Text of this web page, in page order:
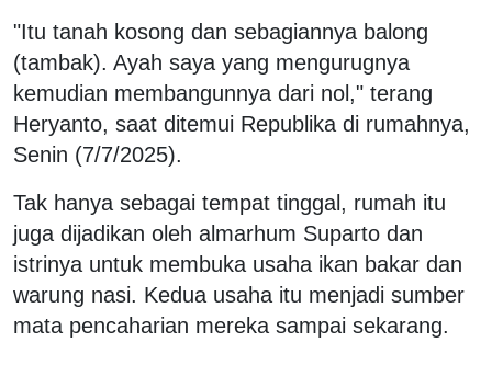
"Itu tanah kosong dan sebagiannya balong
(tambak). Ayah saya yang mengurugnya
kemudian membangunnya dari nol," terang
Heryanto, saat ditemui Republika di rumahnya,
Senin (7/7/2025).
Tak hanya sebagai tempat tinggal, rumah itu
juga dijadikan oleh almarhum Suparto dan
istrinya untuk membuka usaha ikan bakar dan
warung nasi. Kedua usaha itu menjadi sumber
mata pencaharian mereka sampai sekarang.